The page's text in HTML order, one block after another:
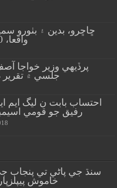
ڇاڇرو، بدين ۽ بٺورو
واقعا، 500 کان وڌيڪ اجها سڙي ويا
پرڏيهي وزير خواجا
جلسي ۾ تقرير
احتساب بابت ن ليگ ايم
رفيق جو قومي
سنڌ جي پاڻي تي پنجاب
خاموش